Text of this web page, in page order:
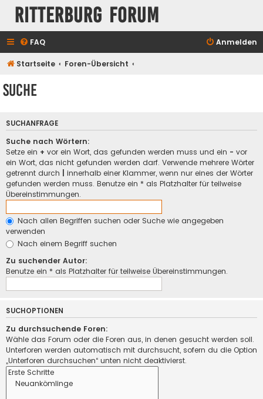
Ritterburg Forum
FAQ Anmelden
Startseite Foren-Übersicht
Suche
SUCHANFRAGE
Suche nach Wörtern:
Setze ein + vor ein Wort, das gefunden werden muss und ein - vor
ein Wort, das nicht gefunden werden darf. Verwende mehrere Wörter
getrennt durch
innerhalb einer Klammer, wenn nur eines der Wörter
gefunden werden muss. Benutze ein * als Platzhalter für teilweise
Übereinstimmungen.
Nach allen Begriffen suchen oder Suche wie angegeben
verwenden
Nach einem Begriff suchen
Zu suchender Autor:
Benutze ein * als Platzhalter für teilweise Übereinstimmungen.
SUCHOPTIONEN
Zu durchsuchende Foren:
Wähle das Forum oder die Foren aus, in denen gesucht werden soll.
Unterforen werden automatisch mit durchsucht, sofern du die Option
„Unterforen durchsuchen“ unten nicht deaktivierst.